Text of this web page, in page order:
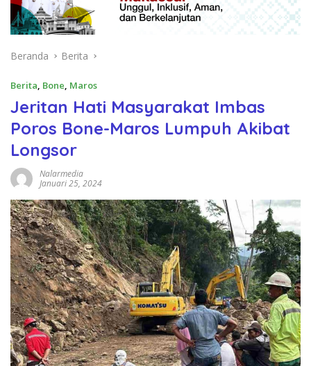
Beranda Berita
Berita, Bone, Maros
Jeritan Hati Masyarakat Imbas
Poros Bone-Maros Lumpuh Akibat
Longsor
Nalarmedia
Januari 25, 2024